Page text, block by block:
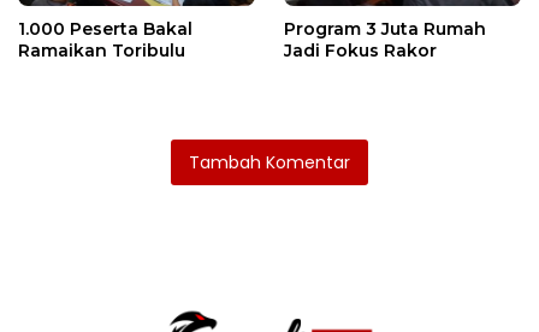
1.000 Peserta Bakal
Ramaikan Toribulu
Program 3 Juta Rumah
Jadi Fokus Rakor
Tambah Komentar